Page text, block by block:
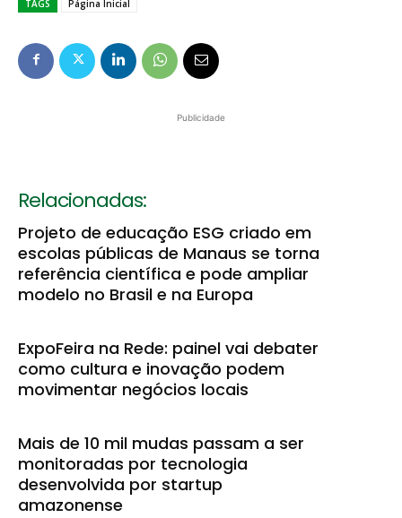
TAGS Página Inicial
Publicidade
Relacionadas:
Projeto de educação ESG criado em
escolas públicas de Manaus se torna
referência científica e pode ampliar
modelo no Brasil e na Europa
ExpoFeira na Rede: painel vai debater
como cultura e inovação podem
movimentar negócios locais
Mais de 10 mil mudas passam a ser
monitoradas por tecnologia
desenvolvida por startup
amazonense